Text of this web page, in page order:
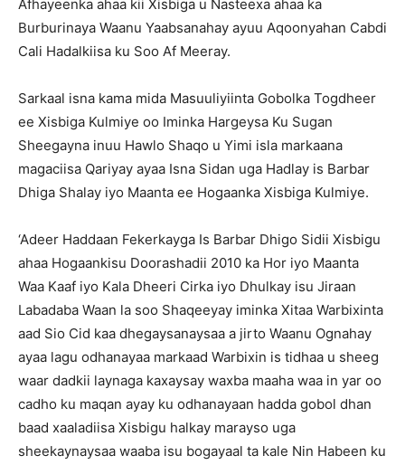
Afhayeenka ahaa kii Xisbiga u Nasteexa ahaa ka
Burburinaya Waanu Yaabsanahay ayuu Aqoonyahan Cabdi
Cali Hadalkiisa ku Soo Af Meeray.
Sarkaal isna kama mida Masuuliyiinta Gobolka Togdheer
ee Xisbiga Kulmiye oo Iminka Hargeysa Ku Sugan
Sheegayna inuu Hawlo Shaqo u Yimi isla markaana
magaciisa Qariyay ayaa Isna Sidan uga Hadlay is Barbar
Dhiga Shalay iyo Maanta ee Hogaanka Xisbiga Kulmiye.
‘Adeer Haddaan Fekerkayga Is Barbar Dhigo Sidii Xisbigu
ahaa Hogaankisu Doorashadii 2010 ka Hor iyo Maanta
Waa Kaaf iyo Kala Dheeri Cirka iyo Dhulkay isu Jiraan
Labadaba Waan la soo Shaqeeyay iminka Xitaa Warbixinta
aad Sio Cid kaa dhegaysanaysaa a jirto Waanu Ognahay
ayaa lagu odhanayaa markaad Warbixin is tidhaa u sheeg
waar dadkii laynaga kaxaysay waxba maaha waa in yar oo
cadho ku maqan ayay ku odhanayaan hadda gobol dhan
baad xaaladiisa Xisbigu halkay marayso uga
sheekaynaysaa waaba isu bogayaal ta kale Nin Habeen ku